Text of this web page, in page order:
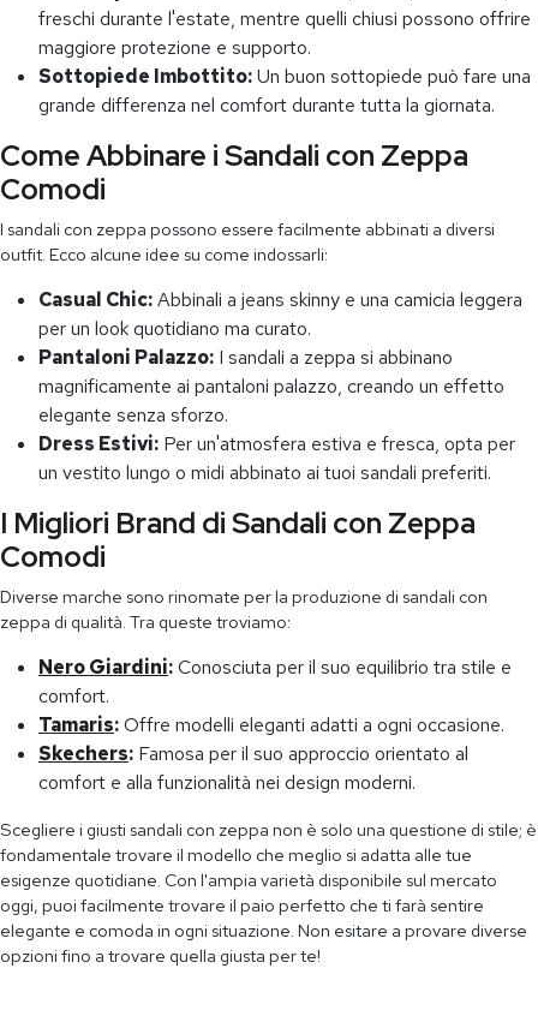
freschi durante l'estate, mentre quelli chiusi possono offrire
maggiore protezione e supporto.
Sottopiede Imbottito:Un buon sottopiede può fare una
grande differenza nel comfort durante tutta la giornata.
Come Abbinare i Sandali con Zeppa
Comodi
I sandali con zeppa possono essere facilmente abbinati a diversi
outfit. Ecco alcune idee su come indossarli:
Casual Chic:Abbinali a jeans skinny e una camicia leggera
per un look quotidiano ma curato.
Pantaloni Palazzo: I sandali a zeppa si abbinano
magnificamente ai pantaloni palazzo, creando un effetto
elegante senza sforzo.
Dress Estivi: Per un'atmosfera estiva e fresca, opta per
un vestito lungo o midi abbinato ai tuoi sandali preferiti.
I Migliori Brand di Sandali con Zeppa
Comodi
Diverse marche sono rinomate per la produzione di sandali con
zeppa di qualità. Tra queste troviamo:
Nero Giardini:Conosciuta per il suo equilibrio tra stile e
comfort.
Tamaris:Offre modelli eleganti adatti a ogni occasione.
Skechers: Famosa per il suo approccio orientato al
comfort e alla funzionalità nei design moderni.
Scegliere i giusti sandali con zeppa non è solo una questione di stile; è
fondamentale trovare il modello che meglio si adatta alle tue
esigenze quotidiane. Con l'ampia varietà disponibile sul mercato
oggi, puoi facilmente trovare il paio perfetto che ti farà sentire
elegante e comoda in ogni situazione. Non esitare a provare diverse
opzioni fino a trovare quella giusta per te!